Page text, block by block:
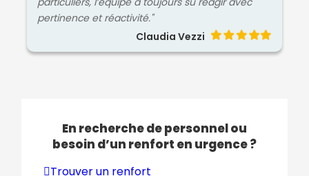
pertinence et réactivité."
Claudia Vezzi
En recherche de personnel ou
besoin d’un renfort en urgence ?
Trouver un renfort